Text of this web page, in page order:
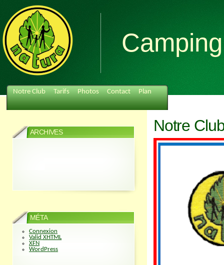
Notre Club Tarifs Photos Contact Plan
Notre
ARCHIVES
MÉTA
Connexion
ValidXHTML
XFN
WordPress